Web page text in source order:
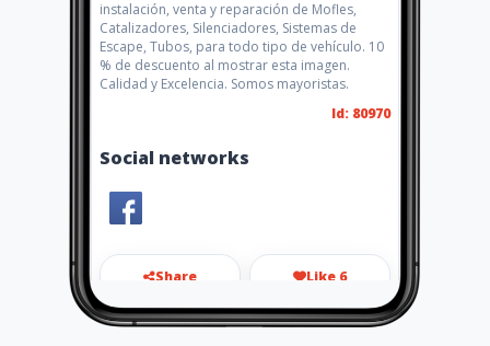
instalación, venta y reparación de Mofles,
Catalizadores, Silenciadores, Sistemas de
Escape, Tubos, para todo tipo de vehículo. 10
% de descuento al mostrar esta imagen.
Calidad y Excelencia. Somos mayoristas.
Id: 80970
Social networks
Share Like 6